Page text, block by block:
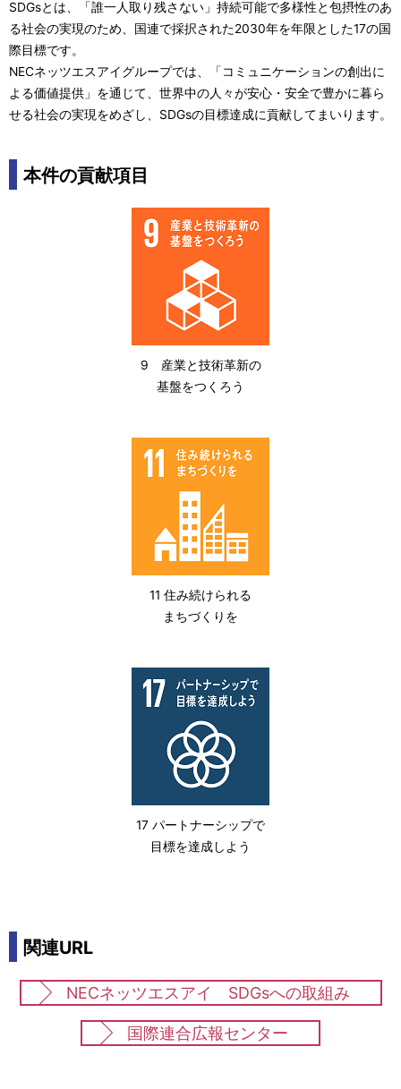
SDGsとは、「誰一人取り残さない」持続可能で多様性と包摂性のあ
る社会の実現のため、国連で採択された2030年を年限とした17の国
際目標です。
NECネッツエスアイグループでは、「コミュニケーションの創出に
よる価値提供」を通じて、世界中の人々が安心・安全で豊かに暮ら
せる社会の実現をめざし、SDGsの目標達成に貢献してまいります。
本件の貢献項目
9 産業と技術革新の
基盤をつくろう
11 住み続けられる
まちづくりを
17 パートナーシップで
目標を達成しよう
関連URL
NECネッツエスアイ SDGsへの取組み
国際連合広報センター